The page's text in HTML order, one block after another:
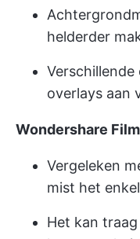
helderder
overlays aan
Wondershare
Vergeleken
mist het
Het kan